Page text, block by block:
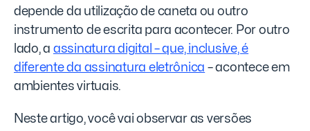
depende da utilização de caneta ou outro
instrumento de escrita para acontecer. Por outro
lado, a assinatura digital – que, inclusive, é
diferente da assinatura eletrônica – acontece em
ambientes virtuais.
Neste artigo, você vai observar as versões